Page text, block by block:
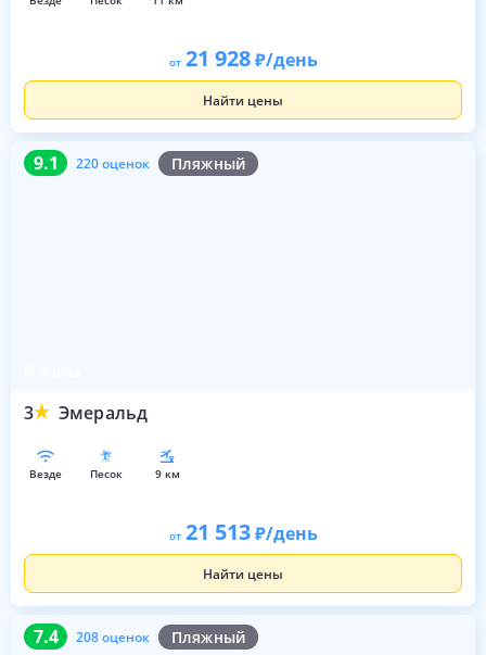
от 21 928 /день
Найти цены
9.1 220 оценок Пляжный
3 Эмеральд
9.1 220 оценок
везде песок 9 км
от 21 513 /день
Найти цены
7.4 208 оценок Пляжный
7.4 208 оценок